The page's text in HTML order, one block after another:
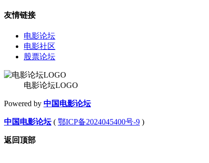
友情链接
电影论坛
电影社区
股票论坛
电影论坛LOGO
Powered by 中国电影论坛
中国电影论坛( 鄂ICP备2024045400号-9 )
返回顶部